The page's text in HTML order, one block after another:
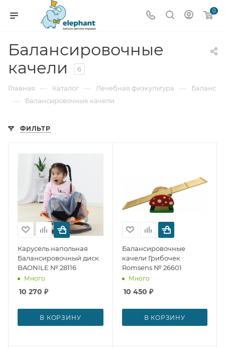
0
Балансировочные
качели
6
Главная — Каталог — Лечебная физкультура — Баланс
— Балансировочные качели
ФИЛЬТР
Карусель напольная
Балансировочный диск
BAONILE № 28116
Много
10 270 ₽
В КОРЗИНУ
Балансировочные
качели Грибочек
Romsens № 26601
Много
10 450 ₽
В КОРЗИНУ